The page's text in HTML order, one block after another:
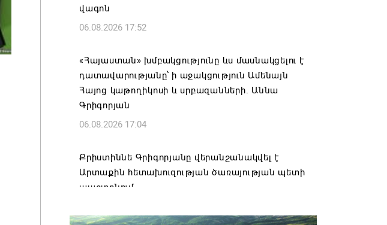
վագոն
06.08.2026 17:52
«Հայաստան» խմբակցությունը ևս մասնակցելու է
դատավարությանը՝ ի աջակցություն Ամենայն
Հայոց կաթողիկոսի և սրբազանների. Աննա
Գրիգորյան
06.08.2026 17:04
Քրիստիննե Գրիգորյանը վերանշանակվել է
Արտաքին հետախուզության ծառայության պետի
պաշտոնում